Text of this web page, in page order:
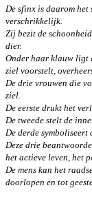
De sfinx is daarom het
verschrikkelijk.
Zij bezit de
dier.
Onder haar klauw ligt
ziel voorstelt,
De drie vrouwen die
ziel.
De eerste drukt het
De tweede stelt de
De derde symboliseert
Deze drie
het actieve leven, het
De mens kan het
doorlopen en tot